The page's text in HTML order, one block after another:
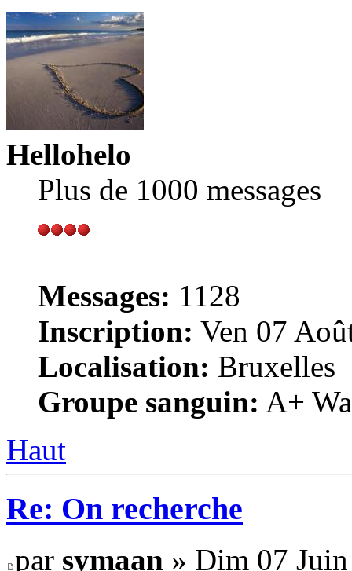
Hellohelo
Plus de 1000 messages
Messages: 1128
Inscription: Ven 07
Localisation: Bruxelles
Groupe sanguin: A+
Haut
Re: On recherche
par symaan » Dim 07